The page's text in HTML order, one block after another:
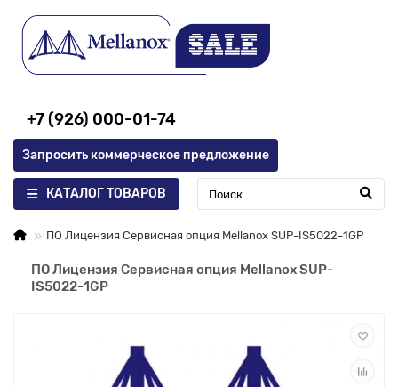
+7 (926) 000-01-74
Запросить коммерческое предложение
КАТАЛОГ ТОВАРОВ
ПО Лицензия Сервисная опция Mellanox SUP-IS5022-1GP
ПО Лицензия Сервисная опция Mellanox SUP-
IS5022-1GP